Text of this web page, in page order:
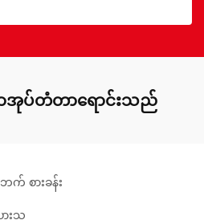
ာအုပ်တံတာရောင်းသည်
စားခန်း
းသူ